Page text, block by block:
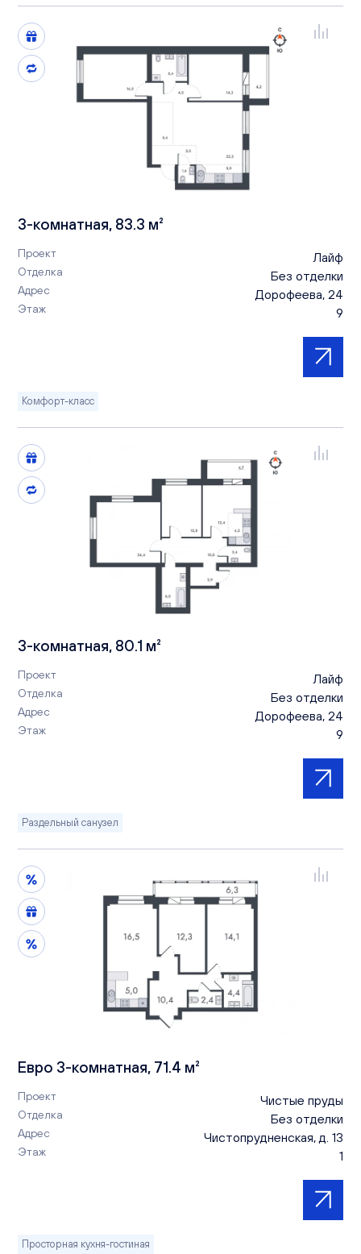
3-комнатная, 83.3 м²
Проект Лайф
Отделка Без отделки
Адрес Дорофеева, 24
Этаж 9
Комфорт-класс
3-комнатная, 80.1 м²
Проект Лайф
Отделка Без отделки
Адрес Дорофеева, 24
Этаж 9
Раздельный санузел
Евро 3-комнатная, 71.4 м²
Проект Чистые пруды
Отделка Без отделки
Адрес Чистопрудненская, д. 13
Этаж 1
Просторная кухня-гостиная